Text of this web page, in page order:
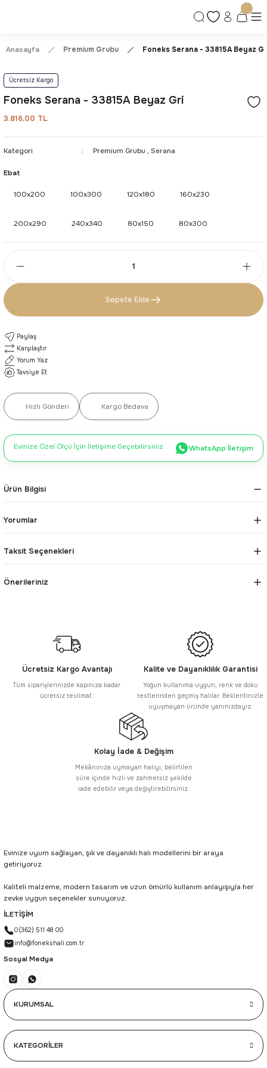
Güvenli Alışveriş Deneyimi
Anasayfa Premium Grubu Foneks Serana - 33815A Beyaz
Ücretsiz Kargo
Foneks Serana - 33815A Beyaz Gri
3.816,00 TL
Kategori Premium Grubu , Serana
Ebat
100x200 100x300 120x180 160x230
200x290 240x340 80x150 80x300
Sepete Ekle
Paylaş
Karşılaştır
Yorum Yaz
Tavsiye Et
Hızlı Gönderi Kargo Bedava
Evinize Özel Ölçü İçin İletişime Geçebilirsiniz WhatsApp İletişim
Ürün Bilgisi
Yorumlar
Taksit Seçenekleri
Önerileriniz
Ücretsiz Kargo Avantajı
Tüm siparişlerinizde kapınıza kadar
ücretsiz teslimat.
Kalite ve Dayanıklılık Garantisi
Yoğun kullanıma uygun, renk ve doku
testlerinden geçmiş halılar. Beklentinizle
uyuşmayan üründe yanınızdayız.
Kolay İade & Değişim
Mekânınıza uymayan halıyı, belirtilen
süre içinde hızlı ve zahmetsiz şekilde
iade edebilir veya değiştirebilirsiniz.
Evinize uyum sağlayan, şık ve dayanıklı halı modellerini bir araya
getiriyoruz.
Kaliteli malzeme, modern tasarım ve uzun ömürlü kullanım anlayışıyla her
zevke uygun seçenekler sunuyoruz.
İLETİŞİM
0(362) 511 48 00
info@fonekshali.com.tr
Sosyal Medya
KURUMSAL
KATEGORİLER